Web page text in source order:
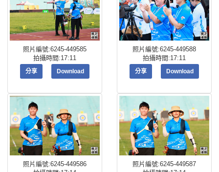
照片編號:6245-449585
拍攝時間:17:11
分享 Download
照片編號:6245-449588
拍攝時間:17:11
分享 Download
照片編號:6245-449586
照片編號:6245-449587